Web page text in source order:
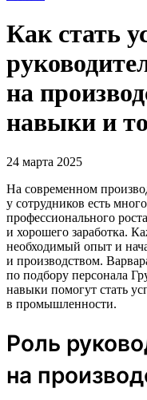
Как стать
на
навыки и
24 марта 2025
На современном
у сотрудников есть
профессионального
и хорошего заработка.
необходимый опыт и
и производством.
по подбору персонала
навыки помогут стать
в промышленности.
Роль
на